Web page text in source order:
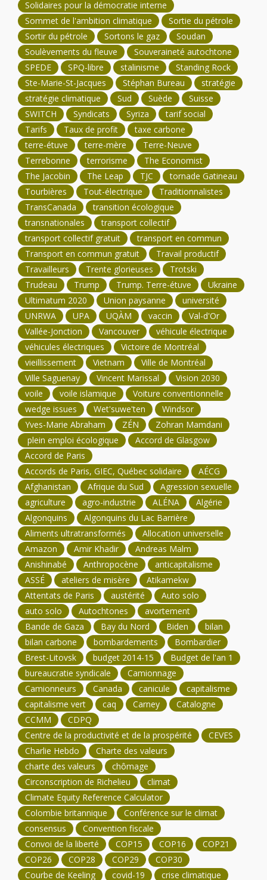
Solidaires pour la démocratie interne
Sommet de l'ambition climatique
Sortie du pétrole
Sortir du pétrole
Sortons le gaz
Soudan
Soulèvements du fleuve
Souveraineté autochtone
SPEDE
SPQ-libre stalinisme
Standing Rock
Ste-Marie-St-Jacques
Stéphan Bureau
stratégie
stratégie climatique
Sud Suède
Suisse
SWITCH
Syndicats Syriza
tarif social
Tarifs
Taux de profit
taxe carbone
terre-étuve
terre-mère
Terre-Neuve
Terrebonne
terrorisme
The Economist
The Jacobin
The Leap TJC
tornade Gatineau
Tourbières
Tout-électrique
Traditionnalistes
TransCanada
transition écologique
transnationales
transport collectif
transport collectif gratuit
transport en commun
Transport en commun gratuit
Travail productif
Travailleurs
Trente glorieuses
Trotski
Trudeau
Trump Trump. Terre-étuve
Ukraine
Ultimatum 2020
Union paysanne
université
UNRWA
UPA UQÀM vaccin
Val-d'Or
Vallée-Jonction
Vancouver
véhicule électrique
véhicules électriques
Victoire de Montréal
vieillissement
Vietnam
Ville de Montréal
Ville Saguenay
Vincent Marissal
Vision 2030
voile
voile islamique
Voiture conventionnelle
wedge issues
Wet'suwe'ten
Windsor
Yves-Marie Abraham
ZÉN
Zohran Mamdani
plein emploi écologique
Accord de Glasgow
Accord de Paris
Accords de Paris, GIEC, Québec solidaire
AÉCG
Afghanistan
Afrique du Sud
Agression sexuelle
agriculture
agro-industrie ALÉNA
Algérie
Algonquins
Algonquins du Lac Barrière
Aliments ultratransformés
Allocation universelle
Amazon
Amir Khadir
Andreas Malm
Anishinabé
Anthropocène
anticapitalisme
ASSÉ
ateliers de misère
Atikamekw
Attentats de Paris
austérité
Auto solo
auto solo
Autochtones
avortement
Bande de Gaza
Bay du Nord Biden
bilan
bilan carbone
bombardements
Bombardier
Brest-Litovsk
budget 2014-15
Budget de l'an 1
bureaucratie syndicale
Camionnage
Camionneurs
Canada canicule
capitalisme
capitalisme vert
caq Carney
Catalogne
CCMM
CDPQ
Centre de la productivité et de la prospérité
CEVES
Charlie Hebdo
Charte des valeurs
charte des valeurs
chômage
Circonscription de Richelieu
climat
Climate Equity Reference Calculator
Colombie britannique
Conférence sur le climat
consensus
Convention fiscale
Convoi de la liberté
COP15 COP16
COP21
COP26
COP28 COP29
COP30
Courbe de Keeling
covid-19
crise climatique